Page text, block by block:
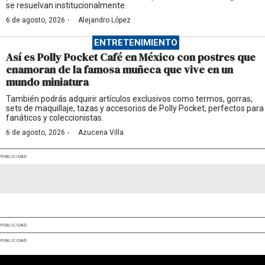
se resuelvan institucionalmente.
6 de agosto, 2026 · Alejandro López
ENTRETENIMIENTO
Así es Polly Pocket Café en México con postres que
enamoran de la famosa muñeca que vive en un
mundo miniatura
También podrás adquirir artículos exclusivos como termos, gorras,
sets de maquillaje, tazas y accesorios de Polly Pocket, perfectos para
fanáticos y coleccionistas.
6 de agosto, 2026 · Azucena Villa
PUBLICIDAD
PUBLICIDAD
PUBLICIDAD